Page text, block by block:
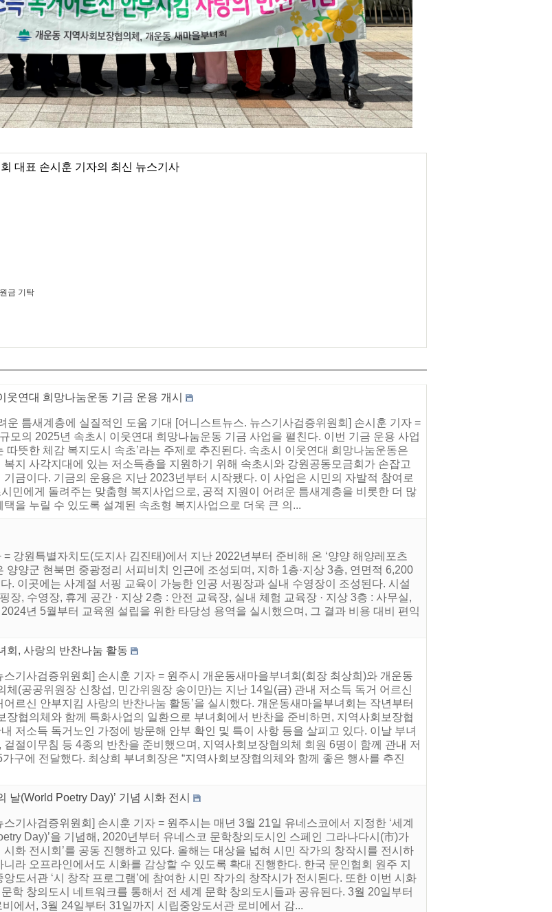
대표 손시훈 기자의 최신 뉴스기사
금 기탁
웃연대 희망나눔운동 기금 운용 개시
운 틈새계층에 실질적인 도움 기대 [어니스트뉴스. 뉴스기사검증위원회] 손시훈 기자 =
모의 2025년 속초시 이웃연대 희망나눔운동 기금 사업을 펼친다. 이번 기금 운용 사업
따뜻한 체감 복지도시 속초’라는 주제로 추진된다. 속초시 이웃연대 희망나눔운동은
복지 사각지대에 있는 저소득층을 지원하기 위해 속초시와 강원공동모금회가 손잡고
기금이다. 기금의 운용은 지난 2023년부터 시작됐다. 이 사업은 시민의 자발적 참여로
민에게 돌려주는 맞춤형 복지사업으로, 공적 지원이 어려운 틈새계층을 비롯한 더 많
택을 누릴 수 있도록 설계된 속초형 복지사업으로 더욱 큰 의...
강원특별자치도(도지사 김진태)에서 지난 2022년부터 준비해 온 ‘양양 해양레포츠
양양군 현북면 중광정리 서피비치 인근에 조성되며, 지하 1층·지상 3층, 연면적 6,200
. 이곳에는 사계절 서핑 교육이 가능한 인공 서핑장과 실내 수영장이 조성된다. 시설
장, 수영장, 휴게 공간 · 지상 2층 : 안전 교육장, 실내 체험 교육장 · 지상 3층 : 사무실,
년 5월부터 교육원 설립을 위한 타당성 용역을 실시했으며, 그 결과 비용 대비 편익
회, 사랑의 반찬나눔 활동
스기사검증위원회] 손시훈 기자 = 원주시 개운동새마을부녀회(회장 최상희)와 개운동
체(공공위원장 신창섭, 민간위원장 송이만)는 지난 14일(금) 관내 저소득 독거 어르신
어르신 안부지킴 사랑의 반찬나눔 활동’을 실시했다. 개운동새마을부녀회는 작년부터
장협의체와 함께 특화사업의 일환으로 부녀회에서 반찬을 준비하면, 지역사회보장협
저소득 독거노인 가정에 방문해 안부 확인 및 특이 사항 등을 살피고 있다. 이날 부녀
겉절이무침 등 4종의 반찬을 준비했으며, 지역사회보장협의체 회원 6명이 함께 관내 저
구에 전달했다. 최상희 부녀회장은 “지역사회보장협의체와 함께 좋은 행사를 추진
날(World Poetry Day)’ 기념 시화 전시
스기사검증위원회] 손시훈 기자 = 원주시는 매년 3월 21일 유네스코에서 지정한 ‘세계
Day)’을 기념해, 2020년부터 유네스코 문학창의도시인 스페인 그라나다시(市)가
시화 전시회’를 공동 진행하고 있다. 올해는 대상을 넓혀 시민 작가의 창작시를 전시하
니라 오프라인에서도 시화를 감상할 수 있도록 확대 진행한다. 한국 문인협회 원주 지
도서관 ‘시 창작 프로그램’에 참여한 시민 작가의 창작시가 전시된다. 또한 이번 시화
학 창의도시 네트워크를 통해서 전 세계 문학 창의도시들과 공유된다. 3월 20일부터
에서, 3월 24일부터 31일까지 시립중앙도서관 로비에서 감...